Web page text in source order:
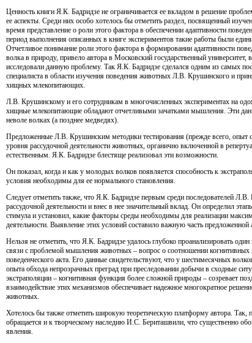
Ценность книги Я.К. Бадридзе не ограничивается ее вкладом в решение
ее аспекты. Среди них особо хотелось бы отметить раздел, посвященный
время представление о роли этого фактора в обеспечении адаптивности
период выполнения описанных в книге экспериментов такие работы были
Отчетливое понимание роли этого фактора в формировании адаптивности
волка в природу, привело автора в Московский государственный
исследовали данную проблему. Так Я.К. Бадридзе сделался одним из самых
специалиста в области изучения поведения животных Л.В. Крушинского и
хищных млекопитающих.
Л.В. Крушинскому и его сотрудникам в многочисленных экспериментах на
хищные млекопитающие обладают отчетливыми зачатками мышления. Эти
неволе волках (а позднее медведях).
Предложенные Л.В. Крушинским методики тестирования (прежде всего, опыт
уровня рассудочной деятельности животных, органично включенной в
естественным. Я.К. Бадридзе блестяще реализовал эти возможности.
Он показал, когда и как у молодых волков появляется способность к
условия необходимы для ее нормального становления.
Следует отметить также, что Я.К. Бадридзе первым среди последователей
рассудочной деятельности и внес в нее значительный вклад. Он определил
стимула и установил, какие факторы среды необходимы для реализации
деятельности. Выявление этих условий составило важную часть
Нельзя не отметить, что Я.К. Бадридзе удалось глубоко проанализировать
связи с проблемой мышления животных – вопрос о соотношении когнитивных
поведенческого акта. Его данные свидетельствуют, что у шестимесячных
опыта обхода непрозрачных преград при преследовании добычи в сходные
экстраполяции – когнитивная функция более сложной природы – созревает
взаимодействие этих механизмов обеспечивает надежное многократное
животных.
Хотелось бы также отметить широкую теоретическую платформу автора. Так,
обращается и к творческому наследию И.С. Бериташвили, что существенно
явления.